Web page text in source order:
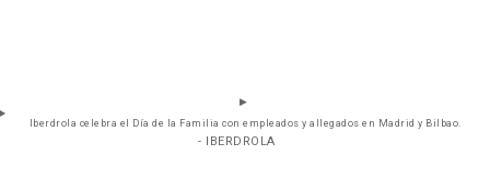
Iberdrola celebra el Día de la Familia con empleados y allegados en Madrid y Bilbao.
- IBERDROLA